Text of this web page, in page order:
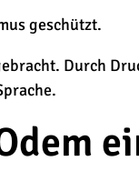
geschützt.
Durch